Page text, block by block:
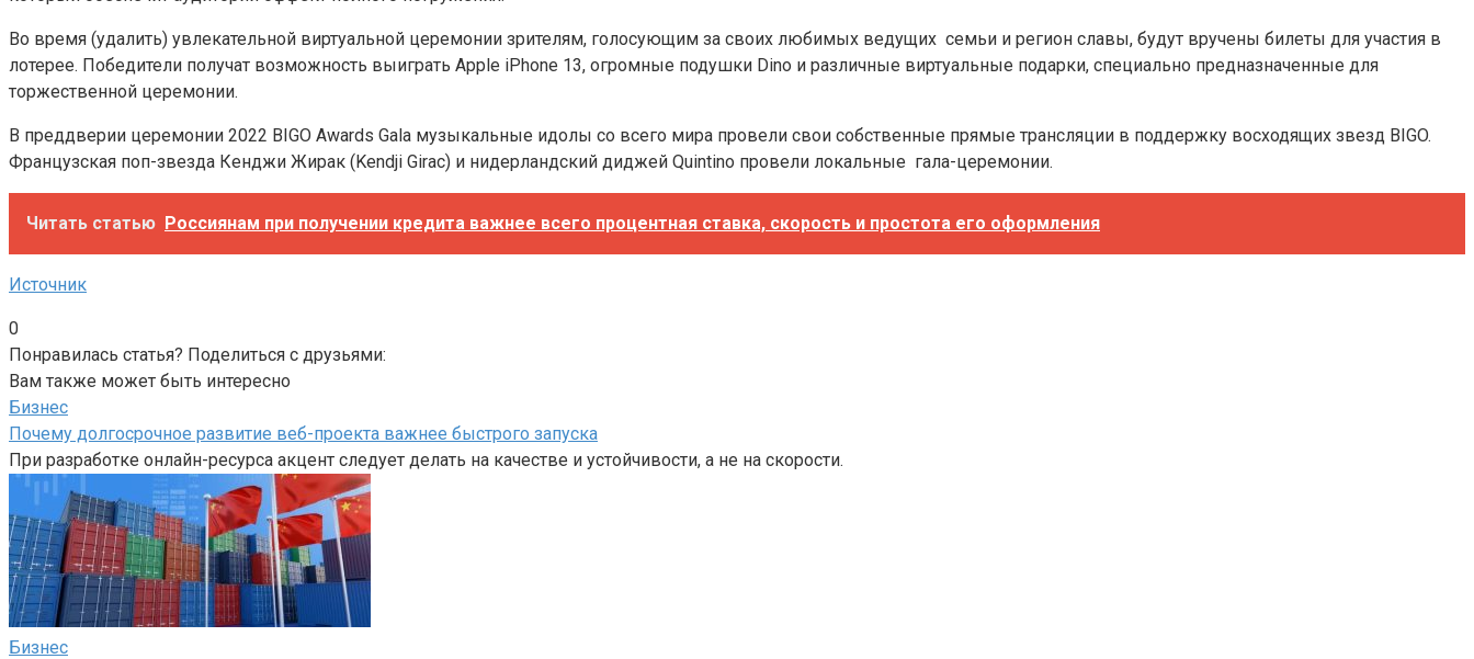
Во время (удалить) увлекательной виртуальной церемонии зрителям, голосующим за своих любимых ведущих семьи и регион славы, будут вручены билеты для участия в
лотерее. Победители получат возможность выиграть Apple iPhone 13, огромные подушки Dino и различные виртуальные подарки, специально предназначенные для
торжественной церемонии.
В преддверии церемонии 2022 BIGO Awards Gala музыкальные идолы со всего мира провели свои собственные прямые трансляции в поддержку восходящих звезд BIGO.
Французская поп-звезда Кенджи Жирак (Kendji Girac) и нидерландский диджей Quintino провели локальные гала-церемонии.
Читать статью Россиянам при получении кредита важнее всего процентная ставка, скорость и простота его оформления
Источник
0
Понравилась статья? Поделиться с друзьями:
Вам также может быть интересно
Бизнес
Почему долгосрочное развитие веб-проекта важнее быстрого запуска
При разработке онлайн-ресурса акцент следует делать на качестве и устойчивости, а не на скорости.
Бизнес